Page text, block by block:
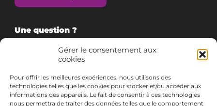
Gérer le consentement aux
cookies
Pour offrir les meilleures expériences, nous utilisons des
technologies telles que les cookies pour stocker et/ou accéder aux
informations des appareils. Le fait de consentir à ces technologies
nous permettra de traiter des données telles que le comportement
Une question ?
Consultez notre FAQ
Contactez-nous